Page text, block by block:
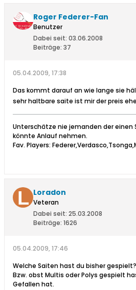
Roger Federer-Fan
Benutzer
Dabei seit: 03.06.2008
Beiträge: 37
05.04.2009, 17:38
Das kommt darauf an wie lange sie
sehr haltbare saite ist mir der preis
Unterschätze nie jemanden der einen
könnte Anlauf nehmen.
Fav. Players:
Loradon
Veteran
Dabei seit: 25.03.2008
Beiträge: 1626
05.04.2009, 17:46
Welche Saiten hast du bisher gespielt?
Bzw. obst Multis oder Polys gespielt
Gefallen hat.